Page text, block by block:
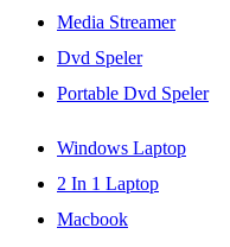
Media Streamer
Dvd Speler
Portable Dvd Speler
Windows Laptop
2 In 1 Laptop
Macbook